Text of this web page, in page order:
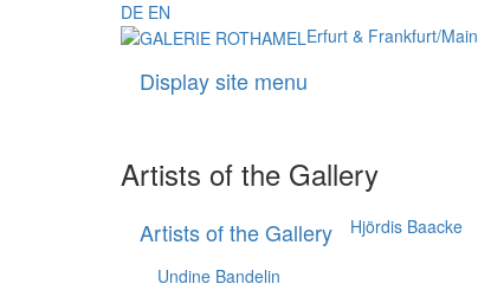
DE EN
Erfurt & Frankfurt/Main
Display site menu
Artists of the Gallery
Artists of the Gallery Hjördis Baacke
Undine Bandelin